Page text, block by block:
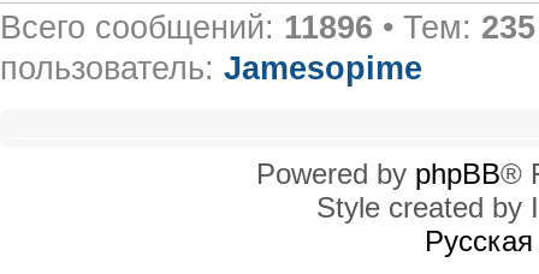
Всего сообщений: 11896 • Тем: 235
пользователь: Jamesopime
Powered by phpBB®
Style created by